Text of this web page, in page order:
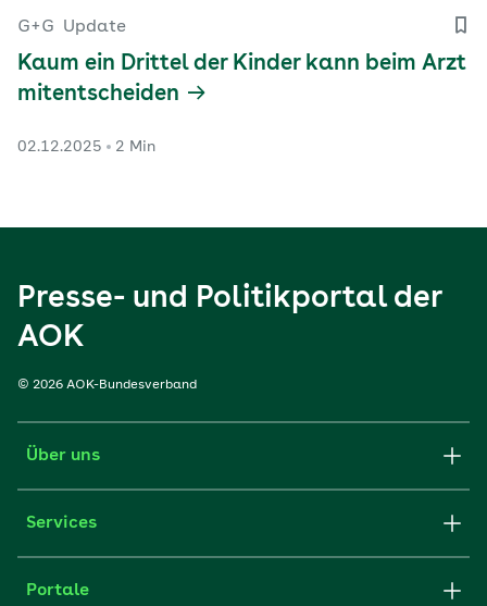
G+G Update
Kaum ein Drittel der Kinder kann beim Arzt
mitentscheiden
02.12.2025 2 Min
Presse- und Politikportal der
AOK
© 2026 AOK-Bundesverband
Über uns
Services
Portale